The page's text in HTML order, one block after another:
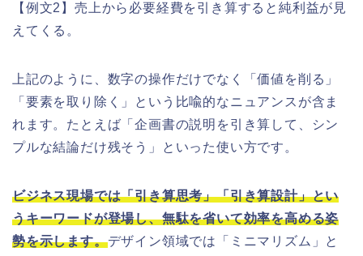
【例文2】売上から必要経費を引き算すると純利益が見
えてくる。
上記のように、数字の操作だけでなく「価値を削る」
「要素を取り除く」という比喩的なニュアンスが含ま
れます。たとえば「企画書の説明を引き算して、シン
プルな結論だけ残そう」といった使い方です。
ビジネス現場では「引き算思考」「引き算設計」とい
うキーワードが登場し、無駄を省いて効率を高める姿
勢を示します。デザイン領域では「ミニマリズム」と